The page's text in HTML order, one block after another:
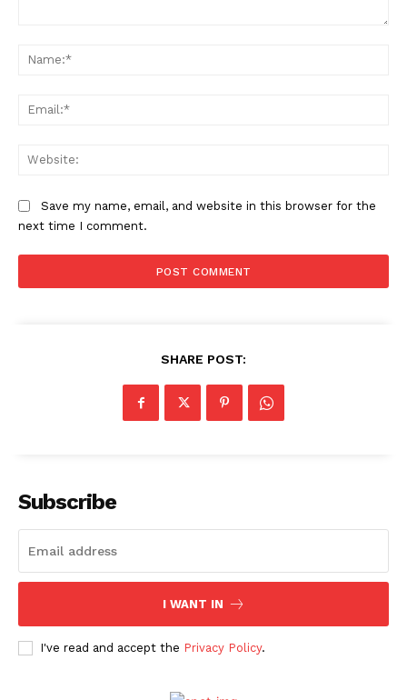
Save my name, email, and website in this browser for the
next time I comment.
SHARE POST:
Subscribe
I WANT IN
I've read and accept the Privacy Policy.